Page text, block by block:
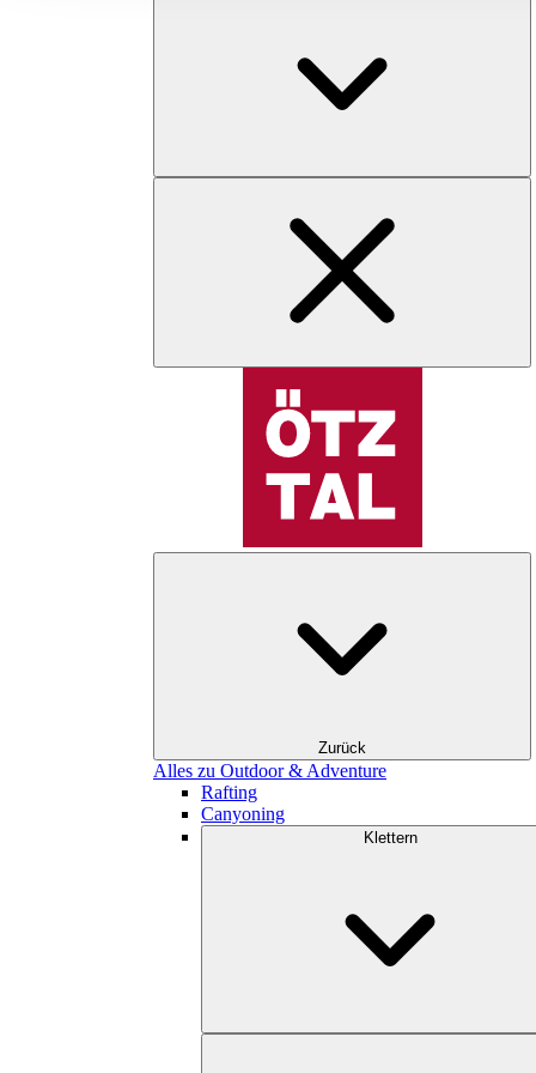
Zurück
Alles zu Outdoor & Adventure
Rafting
Canyoning
Klettern